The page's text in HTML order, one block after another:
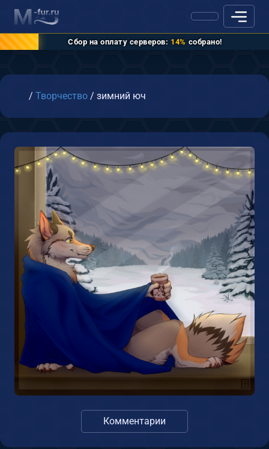
Сбор на оплату серверов: 14% собрано!
Главная
/ Творчество / зимний юч
Комментарии